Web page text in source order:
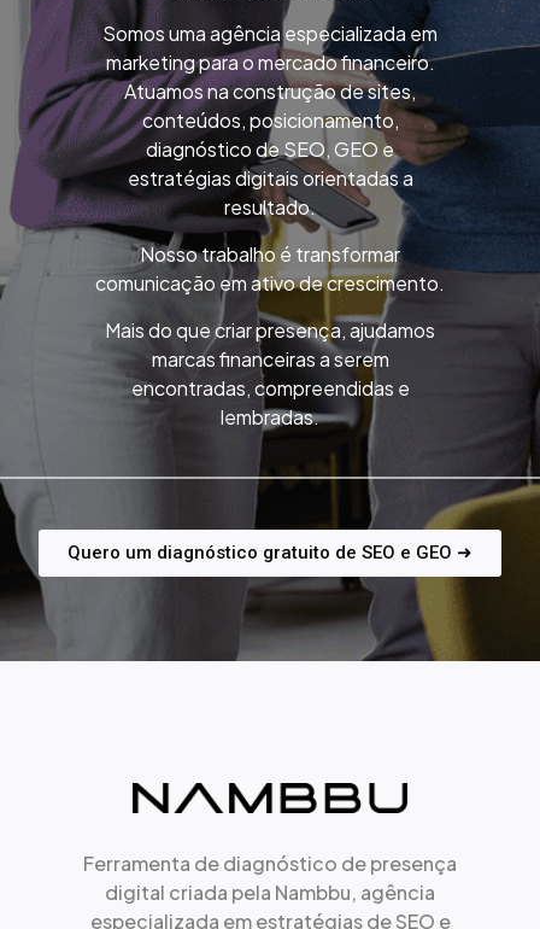
Somos uma agência especializada em
marketing para o mercado financeiro.
Atuamos na construção de sites,
conteúdos, posicionamento,
diagnóstico de SEO, GEO e
estratégias digitais orientadas a
resultado.
Nosso trabalho é transformar
comunicação em ativo de crescimento.
Mais do que criar presença, ajudamos
marcas financeiras a serem
encontradas, compreendidas e
lembradas.
Quero um diagnóstico gratuito de SEO e GEO ➜
Ferramenta de diagnóstico de presença
digital criada pela Nambbu, agência
especializada em estratégias de SEO e